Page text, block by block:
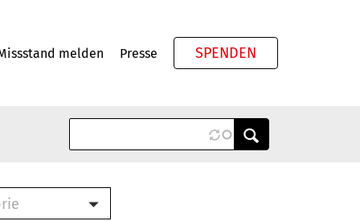
melden Presse SPENDEN